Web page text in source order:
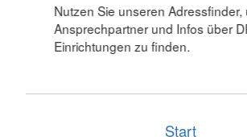
Nutzen Sie unseren Adressfinder,
Ansprechpartner und Infos über
Einrichtungen zu finden.
Start